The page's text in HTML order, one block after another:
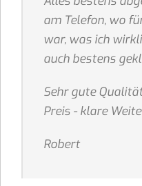
am Telefon, wo
war, was ich
auch bestens
Sehr gute
Preis - klare
Robert